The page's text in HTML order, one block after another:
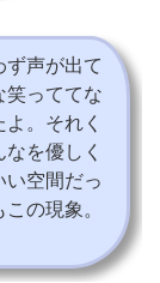
ず声が出て
笑っててな
。それく
を優しく
い空間だっ
の現象。